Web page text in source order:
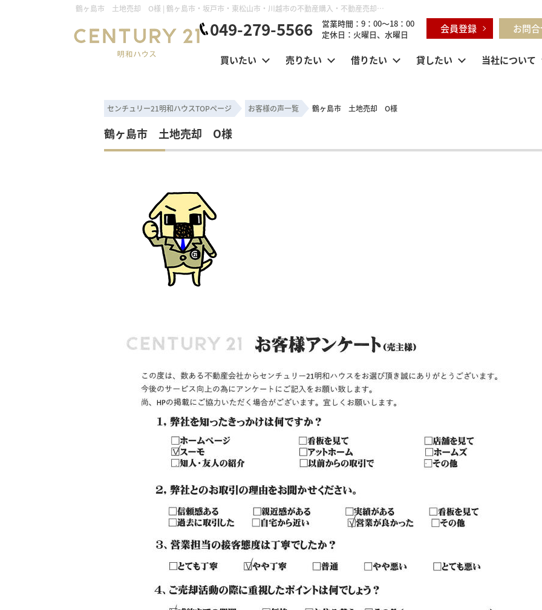
鶴ヶ島市 土地売却 O様 | 鶴ヶ島市・坂戸市・東松山市・川越市の不動産購入・不動産売却のことならセンチュリー21明和ハウス
049-279-5566
営業時間：9：00～18：00
定休日：火曜日、水曜日
会員登録 お問
買いたい 売りたい 借りたい 貸したい 当社について
センチュリー21明和ハウスTOPページ お客様の声一覧 鶴ヶ島市 土地売却 O様
鶴ヶ島市 土地売却 O様